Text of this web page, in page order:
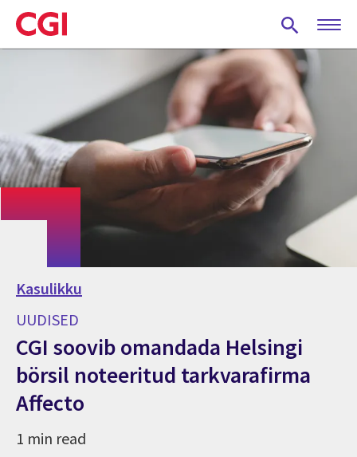
Skip
to
main
Kasulikku
UUDISED
CGI soovib omandada Helsingi
börsil noteeritud tarkvarafirma
Affecto
1 min read